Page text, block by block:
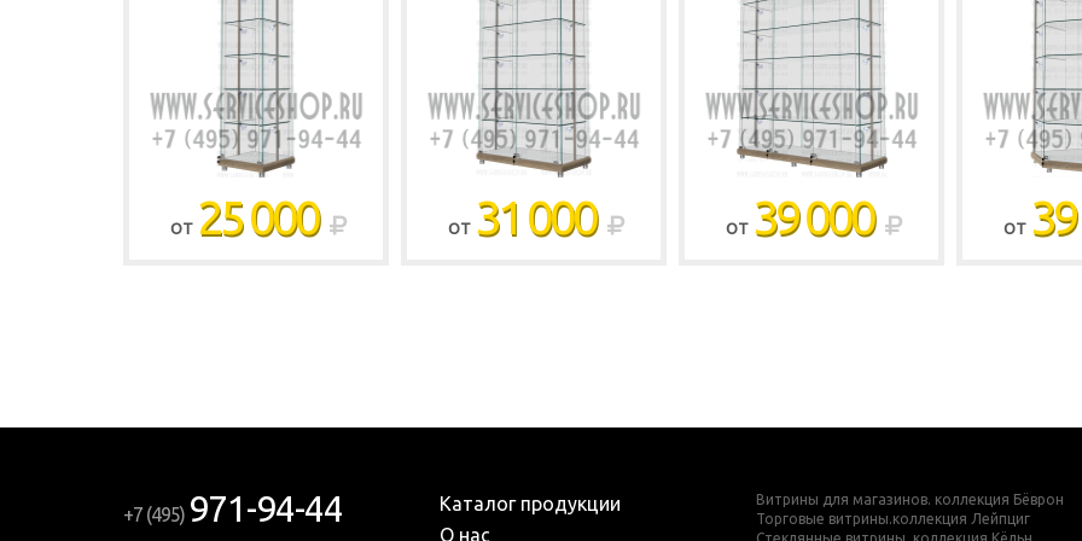
ОТ 25 000 ОТ 31 000 ОТ 39 000 ОТ
+7 (495) 971-94-44
Каталог продукции
О нас
Витрины для магазинов. коллекция Бёврон
Торговые витрины.коллекция Лейпциг